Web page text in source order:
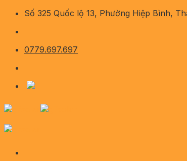
Skip
content
Số 325 Quốc lộ 13, Phường Hiệp Bình,
0779.697.697